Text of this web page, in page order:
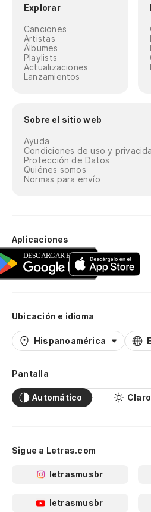
Explorar
Canciones
Artistas
Álbumes
Playlists
Actualizaciones
Lanzamientos
Sobre el sitio web
Ayuda
Condiciones de uso y
Protección de Datos
Quiénes somos
Normas para envío
Aplicaciones
Ubicación e idioma
Hispanoamérica
Pantalla
Automático Claro
Sigue a Letras.com
letrasmusbr
letrasmusbr